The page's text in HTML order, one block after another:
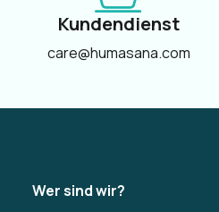
Kundendienst
care@humasana.com
Wer sind wir?